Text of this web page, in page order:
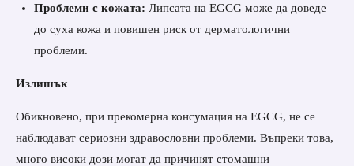
Проблеми с кожата: Липсата на EGCG може да доведе
до суха кожа и повишен риск от дерматологични
проблеми.
Излишък
Обикновено, при прекомерна консумация на EGCG, не се
наблюдават сериозни здравословни проблеми. Въпреки това,
много високи дози могат да причинят стомашни